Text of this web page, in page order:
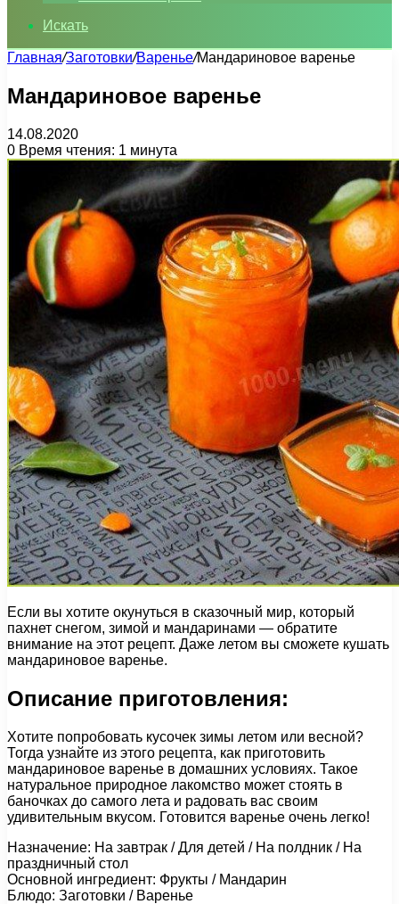
Искать
Главная/Заготовки/Варенье/Мандариновое варенье
Мандариновое варенье
14.08.2020
0 Время чтения: 1 минута
Если вы хотите окунуться в сказочный мир, который
пахнет снегом, зимой и мандаринами — обратите
внимание на этот рецепт. Даже летом вы сможете кушать
мандариновое варенье.
Описание приготовления:
Хотите попробовать кусочек зимы летом или весной?
Тогда узнайте из этого рецепта, как приготовить
мандариновое варенье в домашних условиях. Такое
натуральное природное лакомство может стоять в
баночках до самого лета и радовать вас своим
удивительным вкусом. Готовится варенье очень легко!
Назначение: На завтрак / Для детей / На полдник / На
праздничный стол
Основной ингредиент: Фрукты / Мандарин
Блюдо: Заготовки / Варенье